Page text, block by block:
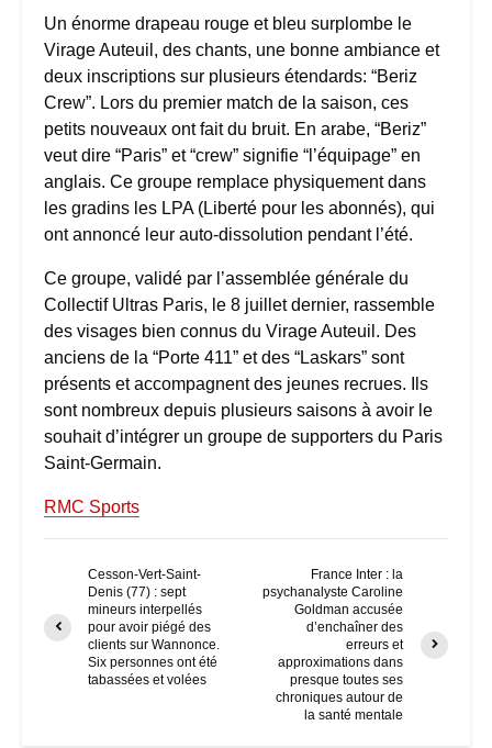
Un énorme drapeau rouge et bleu surplombe le
Virage Auteuil, des chants, une bonne ambiance et
deux inscriptions sur plusieurs étendards: “Beriz
Crew”. Lors du premier match de la saison, ces
petits nouveaux ont fait du bruit. En arabe, “Beriz”
veut dire “Paris” et “crew” signifie “l’équipage” en
anglais. Ce groupe remplace physiquement dans
les gradins les LPA (Liberté pour les abonnés), qui
ont annoncé leur auto-dissolution pendant l’été.
Ce groupe, validé par l’assemblée générale du
Collectif Ultras Paris, le 8 juillet dernier, rassemble
des visages bien connus du Virage Auteuil. Des
anciens de la “Porte 411” et des “Laskars” sont
présents et accompagnent des jeunes recrues. Ils
sont nombreux depuis plusieurs saisons à avoir le
souhait d’intégrer un groupe de supporters du Paris
Saint-Germain.
RMC Sports
Cesson-Vert-Saint-
Denis (77) : sept
mineurs interpellés
pour avoir piégé des
clients sur Wannonce.
Six personnes ont été
tabassées et volées
France Inter : la
psychanalyste Caroline
Goldman accusée
d’enchaîner des
erreurs et
approximations dans
presque toutes ses
chroniques autour de
la santé mentale